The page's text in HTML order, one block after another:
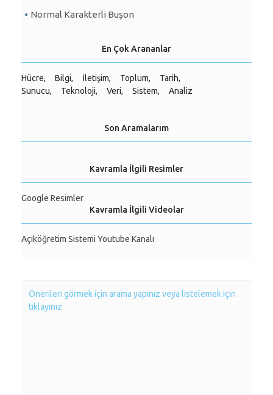
Normal Karakterli Buşon
En Çok Arananlar
Hücre, Bilgi, İletişim, Toplum,
Tarih,
Sunucu,
Teknoloji, Veri, Sistem, Analiz
Son Aramalarım
Kavramla İlgili Resimler
Google Resimler
Kavramla İlgili Videolar
Açıköğretim Sistemi Youtube Kanalı
Önerileri görmek için arama yapınız veya listelemek için
tıklayınız